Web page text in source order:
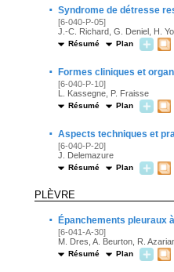
· Syndrome de détresse
[6-040-P-05]
J.-C. Richard, G. Deniel, H.
Résumé Plan
· Formes cliniques et
[6-040-P-10]
L. Kassegne, P. Fraisse
Résumé Plan
· Aspects techniques et
[6-040-P-20]
J. Delemazure
Résumé Plan
PLÈVRE
· Épanchements pleuraux
[6-041-A-30]
M. Dres, A. Beurton, R.
Résumé Plan